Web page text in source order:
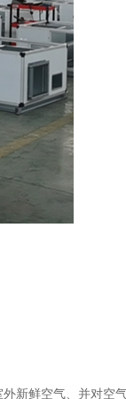
新鲜空气、并对空